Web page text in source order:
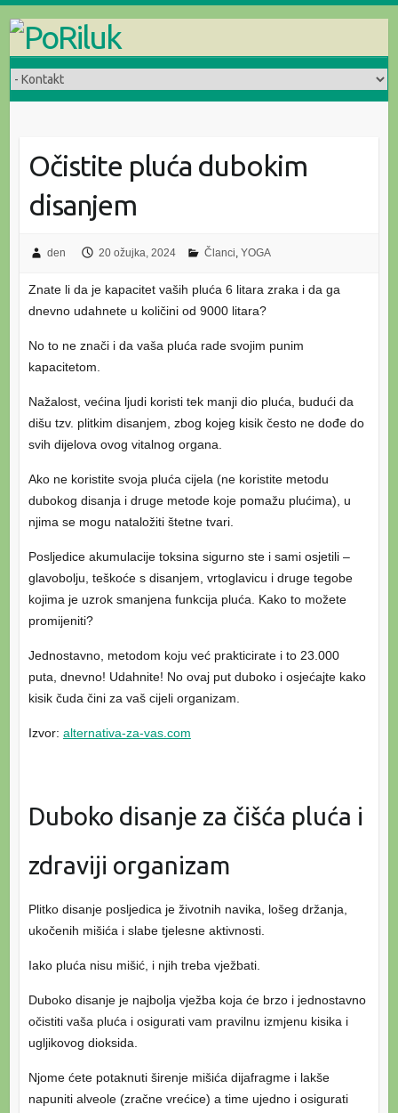
content
Očistite pluća dubokim
disanjem
den 20 ožujka, 2024 Članci, YOGA
Znate li da je kapacitet vaših pluća 6 litara zraka i da ga
dnevno udahnete u količini od 9000 litara?
No to ne znači i da vaša pluća rade svojim punim
kapacitetom.
Nažalost, većina ljudi koristi tek manji dio pluća, budući da
dišu tzv. plitkim disanjem, zbog kojeg kisik često ne dođe do
svih dijelova ovog vitalnog organa.
Ako ne koristite svoja pluća cijela (ne koristite metodu
dubokog disanja i druge metode koje pomažu plućima), u
njima se mogu nataložiti štetne tvari.
Posljedice akumulacije toksina sigurno ste i sami osjetili –
glavobolju, teškoće s disanjem, vrtoglavicu i druge tegobe
kojima je uzrok smanjena funkcija pluća. Kako to možete
promijeniti?
Jednostavno, metodom koju već prakticirate i to 23.000
puta, dnevno! Udahnite! No ovaj put duboko i osjećajte kako
kisik čuda čini za vaš cijeli organizam.
Izvor: alternativa-za-vas.com
Duboko disanje za čišća pluća i
zdraviji organizam
Plitko disanje posljedica je životnih navika, lošeg držanja,
ukočenih mišića i slabe tjelesne aktivnosti.
Iako pluća nisu mišić, i njih treba vježbati.
Duboko disanje je najbolja vježba koja će brzo i jednostavno
očistiti vaša pluća i osigurati vam pravilnu izmjenu kisika i
ugljikovog dioksida.
Njome ćete potaknuti širenje mišića dijafragme i lakše
napuniti alveole (zračne vrećice) a time ujedno i osigurati